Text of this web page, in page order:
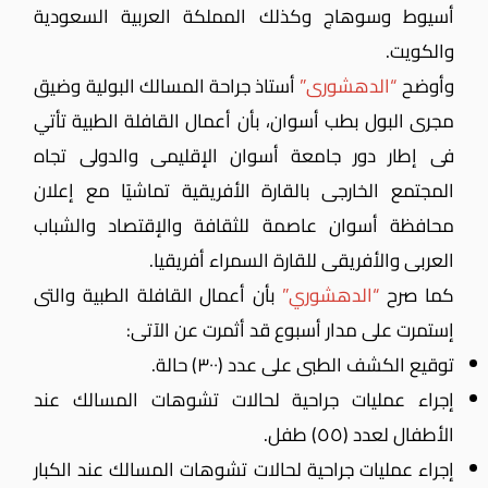
أسيوط وسوهاج وكذلك المملكة العربية السعودية
والكويت.
وأوضح“الدهشورى”أستاذ جراحة المسالك البولية وضيق
مجرى البول بطب أسوان، بأن أعمال القافلة الطبية تأتي
فى إطار دور جامعة أسوان الإقليمى والدولى تجاه
المجتمع الخارجى بالقارة الأفريقية تماشيًا مع إعلان
محافظة أسوان عاصمة للثقافة والإقتصاد والشباب
العربى والأفريقى للقارة السمراء أفريقيا.
كما صرح “الدهشوري” بأن أعمال القافلة الطبية والتى
إستمرت على مدار أسبوع قد أثمرت عن الآتى:
توقيع الكشف الطبى على عدد (٣٠٠) حالة.
إجراء عمليات جراحية لحالات تشوهات المسالك عند
الأطفال لعدد (٥٥) طفل.
إجراء عمليات جراحية لحالات تشوهات المسالك عند الكبار